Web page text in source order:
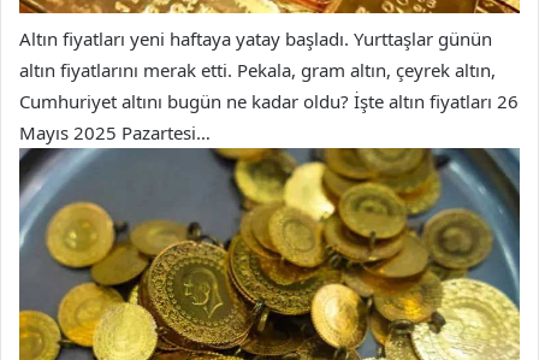
Altın fiyatları yeni haftaya yatay başladı. Yurttaşlar günün
altın fiyatlarını merak etti. Pekala, gram altın, çeyrek altın,
Cumhuriyet altını bugün ne kadar oldu? İşte altın fiyatları 26
Mayıs 2025 Pazartesi…